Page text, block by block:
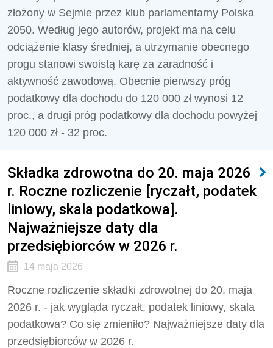
złożony w Sejmie przez klub parlamentarny Polska
2050. Według jego autorów, projekt ma na celu
odciążenie klasy średniej, a utrzymanie obecnego
progu stanowi swoistą karę za zaradność i
aktywność zawodową. Obecnie pierwszy próg
podatkowy dla dochodu do 120 000 zł wynosi 12
proc., a drugi próg podatkowy dla dochodu powyżej
120 000 zł - 32 proc.
Składka zdrowotna do 20. maja 2026
r. Roczne rozliczenie [ryczałt, podatek
liniowy, skala podatkowa].
Najważniejsze daty dla
przedsiębiorców w 2026 r.
14 maja 2026
Roczne rozliczenie składki zdrowotnej do 20. maja
2026 r. - jak wygląda ryczałt, podatek liniowy, skala
podatkowa? Co się zmieniło? Najważniejsze daty dla
przedsiębiorców w 2026 r.